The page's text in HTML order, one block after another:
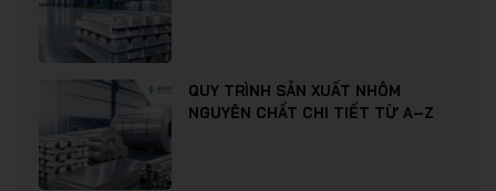
QUY TRÌNH SẢN XUẤT NHÔM
NGUYÊN CHẤT CHI TIẾT TỪ A–Z